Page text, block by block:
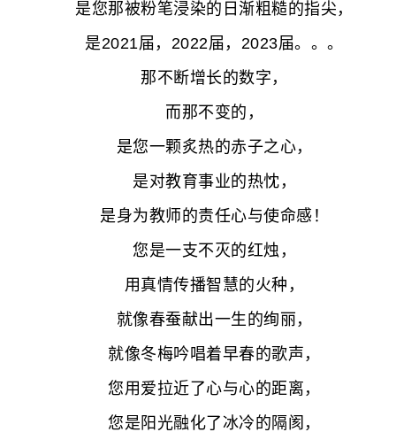
是您那被粉笔浸染的日渐粗糙的指尖，
是2021届，2022届，2023届。。。
那不断增长的数字，
而那不变的，
是您一颗炙热的赤子之心，
是对教育事业的热忱，
是身为教师的责任心与使命感！
您是一支不灭的红烛，
用真情传播智慧的火种，
就像春蚕献出一生的绚丽，
就像冬梅吟唱着早春的歌声，
您用爱拉近了心与心的距离，
您是阳光融化了冰冷的隔阂，